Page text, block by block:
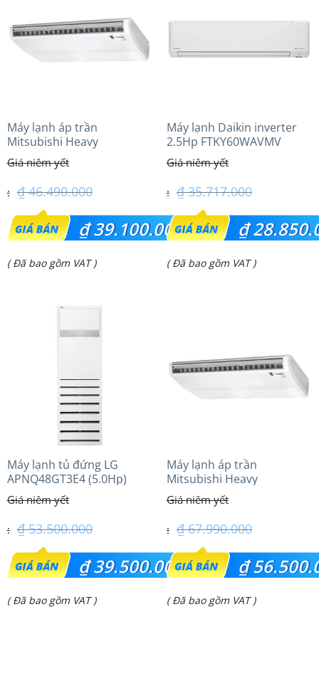
₫ 36.500.000.
₫ 22.700.000.
Máy lạnh áp trần
Mitsubishi Heavy
FDE100VG (4.0Hp) Cao cấp
– 1 Pha
₫46.490.000
Giá
gốc
là:
₫39.100.000
Giá
( Đã bao gồm VAT )
Máy lạnh Daikin inverter
2.5Hp FTKY60WAVMV
₫35.717.000
Giá
gốc
là:
₫
Giá
₫ 28.850.000.
( Đã bao gồm VAT )
Máy lạnh tủ đứng LG
APNQ48GT3E4 (5.0Hp)
Inverter
₫53.500.000
Giá
gốc
là:
₫39.500.000
Giá
( Đã bao gồm VAT )
Máy lạnh áp trần
Mitsubishi Heavy
FDE140VG (6.0Hp) Cao cấp
– 1 Pha
₫67.990.000
Giá
gốc
là:
₫
Giá
( Đã bao gồm VAT )